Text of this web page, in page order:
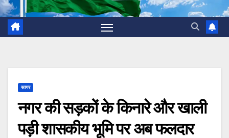
सागर
नगर की सड़कों के किनारे और खाली
पड़ी शासकीय भूमि पर अब फलदार